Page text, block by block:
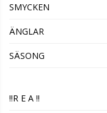
SMYCKEN
ÄNGLAR
SÄSONG
‼️R E A ‼️